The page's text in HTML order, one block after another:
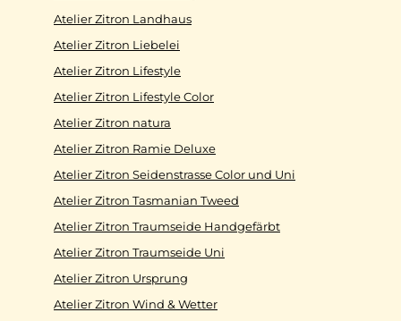
Atelier Zitron Landhaus
Atelier Zitron Liebelei
Atelier Zitron Lifestyle
Atelier Zitron Lifestyle Color
Atelier Zitron natura
Atelier Zitron Ramie Deluxe
Atelier Zitron Seidenstrasse Color und Uni
Atelier Zitron Tasmanian Tweed
Atelier Zitron Traumseide Handgefärbt
Atelier Zitron Traumseide Uni
Atelier Zitron Ursprung
Atelier Zitron Wind & Wetter